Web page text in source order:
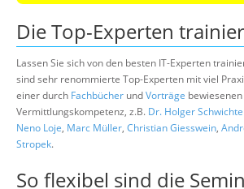
Die Top-Experten
Lassen Sie sich von den besten IT-Experten
sind sehr renommierte Top-Experten mit viel
einer durch Fachbücher undVorträge
Vermittlungskompetenz, z.B. Dr. Holger
Neno Loje, Marc Müller, Christian Giesswein,
Stropek.
So flexibel sind die